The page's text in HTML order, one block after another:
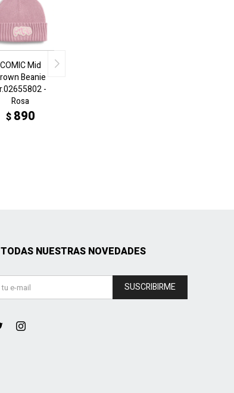
COMIC Mid
Beanie
-
Rosa
$ 890
NUESTRAS NOVEDADES
SUSCRIBIRME
